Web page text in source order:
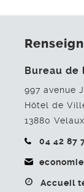
Bureau de
997 avenue
Hôtel de
13880 Velaux
04 42 87
Accueil